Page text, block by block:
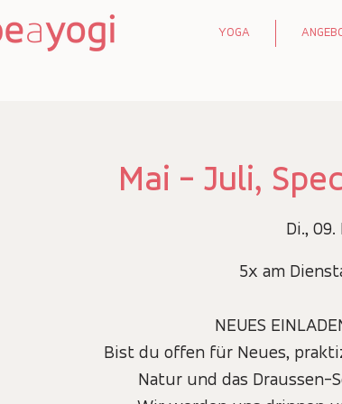
YOGA
Mai - Juli,
Di., 09.
5x am
NEUES
Bist du offen für Neues,
Natur und das Draussen-